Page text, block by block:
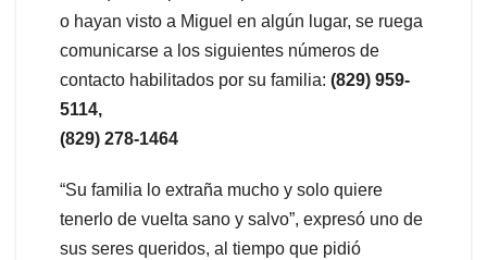
o hayan visto a Miguel en algún lugar, se ruega
comunicarse a los siguientes números de
contacto habilitados por su familia: (829) 959-
5114,
(829) 278-1464
“Su familia lo extraña mucho y solo quiere
tenerlo de vuelta sano y salvo”, expresó uno de
sus seres queridos, al tiempo que pidió